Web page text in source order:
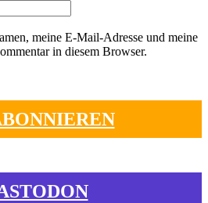
meine E-Mail-Adresse und meine
in diesem Browser.